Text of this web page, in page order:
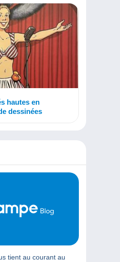
hautes en
dessinées
tient au courant au